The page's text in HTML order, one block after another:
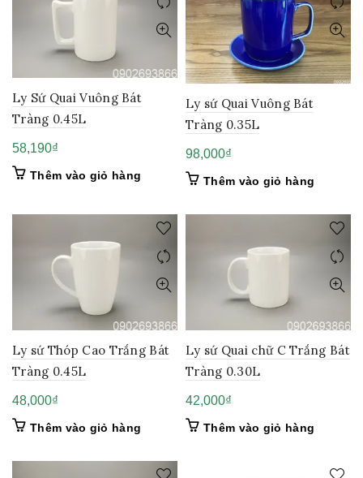
Ly Sứ Quai Vuông Bát
Tràng 0.45L
58,190₫
Thêm vào giỏ hàng
Ly sứ Quai Vuông Bát
Tràng 0.35L
98,000₫
Thêm vào giỏ hàng
Ly sứ Thóp Cao Trắng Bát
Tràng 0.45L
48,000₫
Thêm vào giỏ hàng
Ly sứ Quai chữ C Trắng Bát
Tràng 0.30L
42,000₫
Thêm vào giỏ hàng